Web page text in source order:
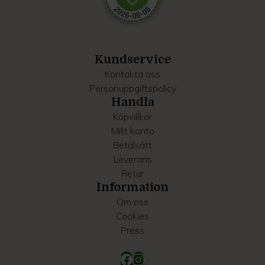
information som du har tillhandahållit eller som de har
Kundservice
Kontakta oss
Personuppgiftspolicy
Handla
Köpvillkor
Mitt konto
Betalsätt
Leverans
Retur
Information
Om oss
Cookies
Press